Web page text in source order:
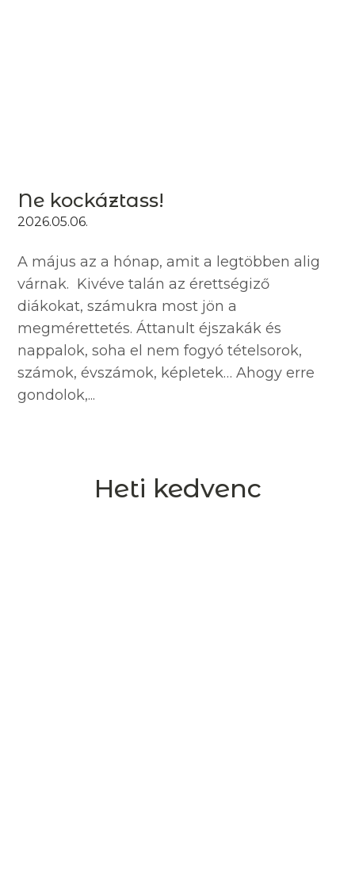
Ne kockáztass!
2026.05.06.
A május az a hónap, amit a legtöbben alig
várnak. Kivéve talán az érettségiző
diákokat, számukra most jön a
megmérettetés. Áttanult éjszakák és
nappalok, soha el nem fogyó tételsorok,
számok, évszámok, képletek… Ahogy erre
gondolok,...
Heti kedvenc